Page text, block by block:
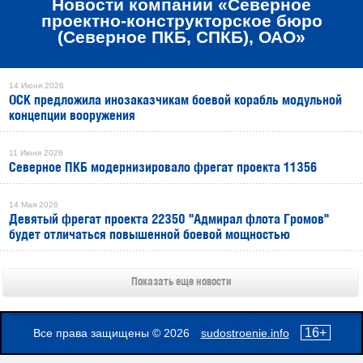
Новости компании «Северное
проектно-конструкторское бюро
(Северное ПКБ, СПКБ), ОАО»
14 Июня 2026
ОСК предложила инозаказчикам боевой корабль модульной
концепции вооружения
11 Июня 2026
Северное ПКБ модернизировало фрегат проекта 11356
14 Мая 2026
Девятый фрегат проекта 22350 "Адмирал флота Громов"
будет отличаться повышенной боевой мощностью
Показать еще новости
Все права защищены © 2026 sudostroenie.info 16+